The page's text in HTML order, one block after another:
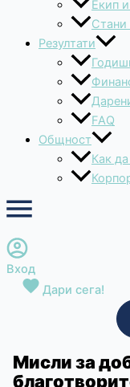
Екип
Стани
Резултати
FAQ
Общност
Как
Вход
Дари сега!
Мисли за